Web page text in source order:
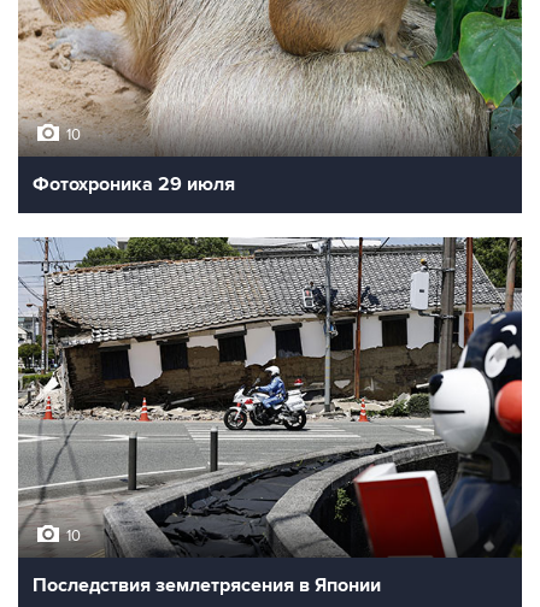
10
Фотохроника 29 июля
10
Последствия землетрясения в Японии